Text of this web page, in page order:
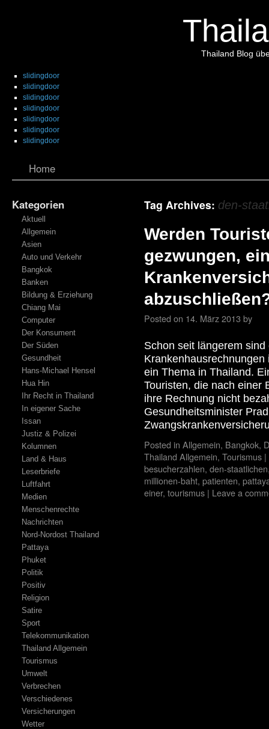
Thailand Blog
slidingdoor
slidingdoor
slidingdoor
slidingdoor
slidingdoor
slidingdoor
slidingdoor
Home
Kategorien
Aktuell
Allgemein
Asien
Auto und Verkehr
Bangkok
Banken
Bildung & Erziehung
Chiang Mai
Computer
Der Konsument
Der Süden
Gesundheit
Hans-Michael Hensel
Hua Hin
Ihr Recht in Thailand
In eigener Sache
Issan
Justiz & Polizei
Kolumnen
Land & Haus
Leserbriefe
Luftfahrt
Medien
Menschenrechte
Nachrichten
Nord-Nordost Thailand
Pattaya
Phuket
Politik
Positiv
Religion
Satire
Sport
Telekommunikation
Thailand Allgemein
Tourismus
Umwelt
Verbrechen
Verschiedenes
Versicherungen
Wetter
Tag Archives: den-
Werden
gezwungen,
Posted on 14. März 2013 by
Schon seit längerem
ein Thema in Thailand.
Touristen, die nach einer
ihre Rechnung nicht
Gesundheitsminister
Posted in Allgemein, Bangkok,
Thailand Allgemein, Tourismus |
besucherzahlen, den-staatlichen
millionen-baht, patienten,
einer, tourismus | Leave a